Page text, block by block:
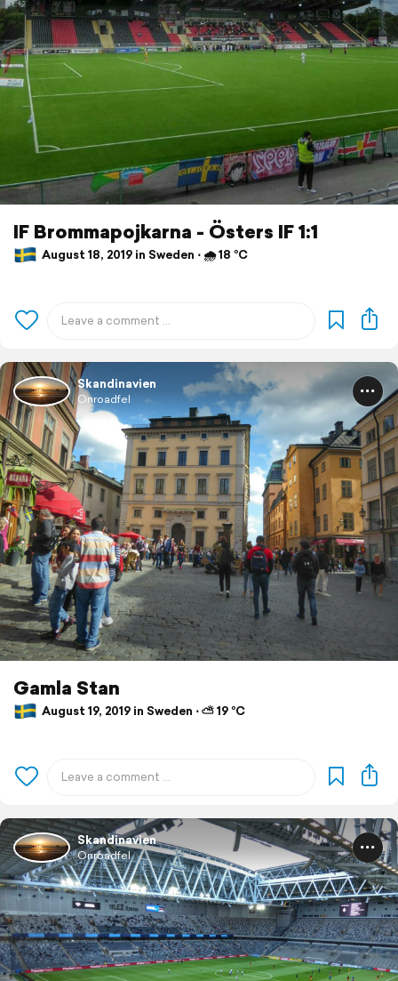
IF Brommapojkarna - Östers IF 1:1
August 18, 2019 in Sweden ⋅ 🌧 18 °C
Skandinavien
Onroadfel
Gamla Stan
August 19, 2019 in Sweden ⋅ ⛅ 19 °C
Skandinavien
Onroadfel